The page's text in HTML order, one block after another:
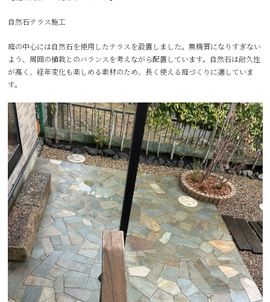
自然石テラス施工
庭の中心には自然石を使用したテラスを設置しました。無機質になりすぎない
よう、周囲の植栽とのバランスを考えながら配置しています。自然石は耐久性
が高く、経年変化も楽しめる素材のため、長く使える庭づくりに適していま
す。